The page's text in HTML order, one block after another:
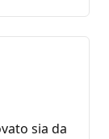
sia da